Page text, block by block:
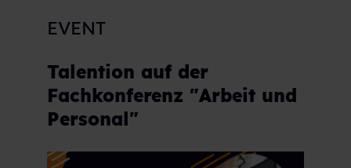
EVENT
Talention auf der
Fachkonferenz "Arbeit und
Personal"